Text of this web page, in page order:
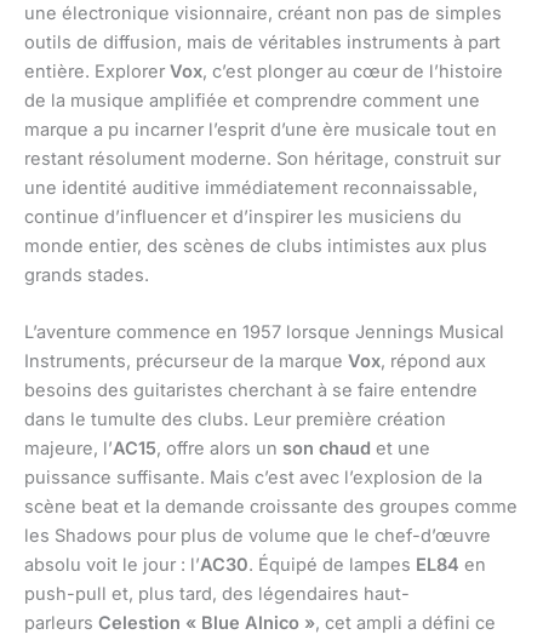
une électronique visionnaire, créant non pas de simples
outils de diffusion, mais de véritables instruments à part
entière. Explorer Vox, c’est plonger au cœur de l’histoire
de la musique amplifiée et comprendre comment une
marque a pu incarner l’esprit d’une ère musicale tout en
restant résolument moderne. Son héritage, construit sur
une identité auditive immédiatement reconnaissable,
continue d’influencer et d’inspirer les musiciens du
monde entier, des scènes de clubs intimistes aux plus
grands stades.
L’aventure commence en 1957 lorsque Jennings Musical
Instruments, précurseur de la marque Vox, répond aux
besoins des guitaristes cherchant à se faire entendre
dans le tumulte des clubs. Leur première création
majeure, l’AC15, offre alors un son chaud et une
puissance suffisante. Mais c’est avec l’explosion de la
scène beat et la demande croissante des groupes comme
les Shadows pour plus de volume que le chef-d’œuvre
absolu voit le jour : l’AC30. Équipé de lampes EL84 en
push-pull et, plus tard, des légendaires haut-
parleurs Celestion « Blue Alnico », cet ampli a défini ce